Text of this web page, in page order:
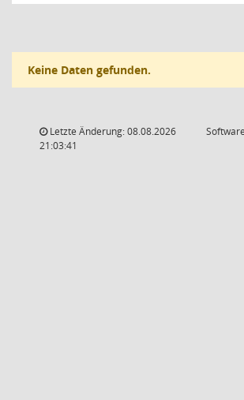
Keine Daten gefunden.
Letzte Änderung: 08.08.2026
21:03:41